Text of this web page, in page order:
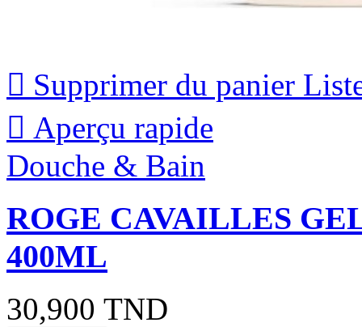
 Supprimer du panier
 Aperçu rapide
Douche & Bain
ROGE CAVAILLES
400ML
30,900 TND